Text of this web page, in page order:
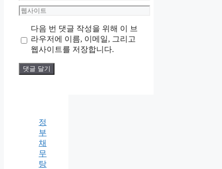
메
일
웹
트
다음 번 댓글 작성을 위해 이 브
라우저에 이름, 이메일, 그리고
웹사이트를 저장합니다.
정
부
채
무
탕